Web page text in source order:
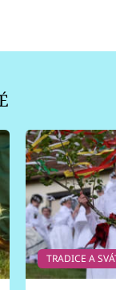
TRADICE A